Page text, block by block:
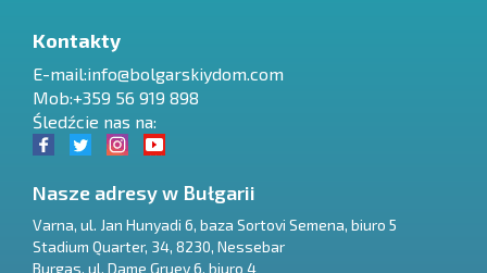
Kontakty
E-mail:info@bolgarskiydom.com
Mob:+359 56 919 898
Śledźcie nas na:
Nasze adresy w Bułgarii
Varna, ul. Jan Hunyadi 6, baza Sortovi Semena, biuro 5
Stadium Quarter, 34, 8230, Nessebar
Burgas, ul. Dame Gruev 6, biuro 4